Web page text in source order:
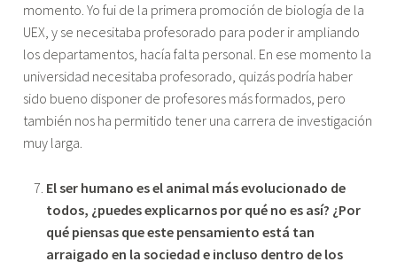
momento. Yo fui de la primera promoción de biología de la
UEX, y se necesitaba profesorado para poder ir ampliando
los departamentos, hacía falta personal. En ese momento la
universidad necesitaba profesorado, quizás podría haber
sido bueno disponer de profesores más formados, pero
también nos ha permitido tener una carrera de investigación
muy larga.
El ser humano es el animal más evolucionado de
todos, ¿puedes explicarnos por qué no es así? ¿Por
qué piensas que este pensamiento está tan
arraigado en la sociedad e incluso dentro de los